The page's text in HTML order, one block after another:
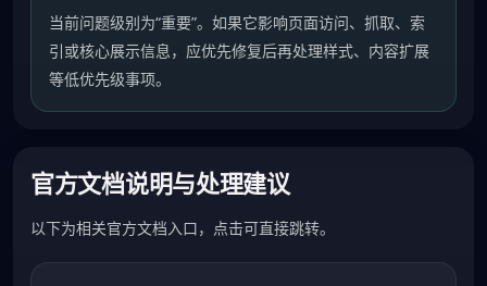
当前问题级别为“重要”。如果它影响页面访问、抓取、索
引或核心展示信息，应优先修复后再处理样式、内容扩展
等低优先级事项。
官方文档说明与处理建议
以下为相关官方文档入口，点击可直接跳转。